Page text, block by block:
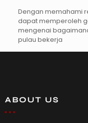
Dengan memahami
dapat memperoleh
mengenai
pulau bekerja
ABOUT US